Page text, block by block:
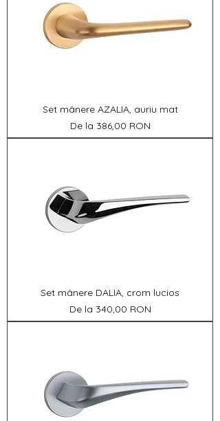
Set mânere AZALIA, auriu mat
De la 386,00 RON
Preț redus
Set mânere DALIA, crom lucios
De la 340,00 RON
Preț redus